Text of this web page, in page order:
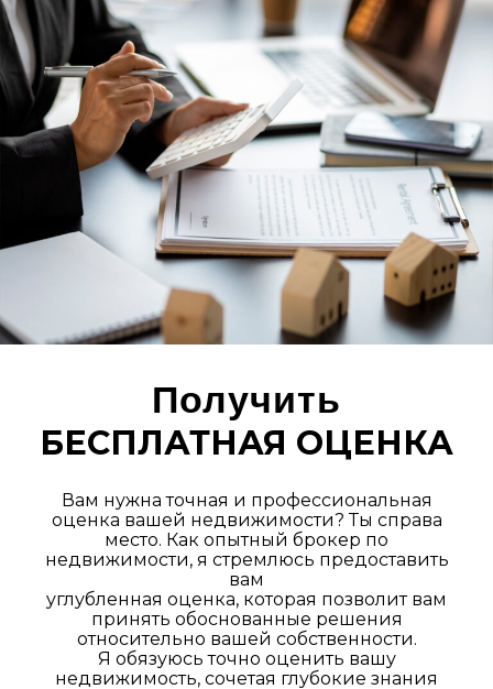
Получить
БЕСПЛАТНАЯ ОЦЕНКА
Вам нужна точная и профессиональная
оценка вашей недвижимости? Ты справа
место. Как опытный брокер по
недвижимости, я стремлюсь предоставить
вам
углубленная оценка, которая позволит вам
принять обоснованные решения
относительно вашей собственности.
Я обязуюсь точно оценить вашу
недвижимость, сочетая глубокие знания